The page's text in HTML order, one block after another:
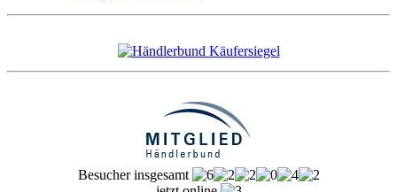
Besucher insgesamt